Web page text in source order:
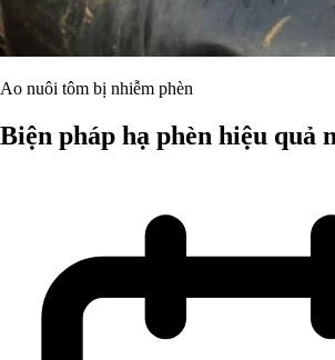
Ao nuôi tôm bị nhiễm phèn
Biện pháp hạ phèn hiệu quả